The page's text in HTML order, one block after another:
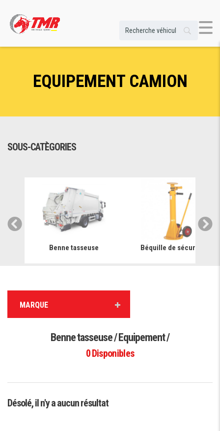
EQUIPEMENT CAMION
SOUS-CATÈGORIES
Benne tasseuse Béquille de sécurité
MARQUE
Benne tasseuse / Equipement /
0Disponibles
Désolé, il n'y a aucun résultat